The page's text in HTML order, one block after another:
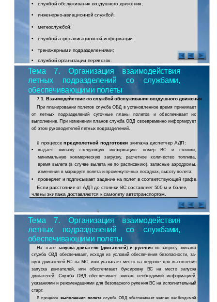
• службой обслуживания воздушного движения;
• инженерно-авиационнойслужбой;
• метеослужбой;
• службой аэронавигационной информации;
•
тренажерными подразделениями;
•
службой организации перевозок.
Тема 7. Организация взаимодействия
летных подразделений со службами,
обеспечивающими полеты
7.1. Взаимодействие со службой обслуживания воздушного движения
При планировании полетов служба ОВД в установленное время принимает
от летных подразделений суточные планы полетов и обеспечивает их
выполнение. При изменении планов служба ОВД своевременно информирует
об этом руководителей летных подразделений.
В процессепредполетной подготовки экипажа диспетчер АДП:
•
выдает экипажу следующую информацию: номер ВС и стоянки,
минимальную коммерческую загрузку, расчетное количество топлива,
время вылета (в случае вылета не по расписанию), запасные аэродромы,
изменения в маршруте полета и промежуточных посадках, высоту полета;
• проверяет и подписывает задание на полет в соответствующей графе.
Если расстояние от АДП до стоянки ВС составляет 500 м и более,
члены экипажа доставляются к самолету автотранспортом.
Тема 7. Организация взаимодействия
летных подразделений со службами,
обеспечивающими полеты
На этапе запуска двигателя (двигателей) и руления по запросу экипажа
служба ОВД обеспечивает, исходя из условий обеспечения безопасности,за-
пускдвигателей ВС на МС, или указывает место на перроне для выполнения
запуска двигателей, или обеспечивает буксировку ВС на место запуска
двигателей. Служба ОВД обеспечивает экипаж необходимой информацией,
указаниями и рекомендациями для безопасного руления ВС на исполнительный
старт.
В процессе выполнения полета служба ОВД обеспечивает экипаж необходимой